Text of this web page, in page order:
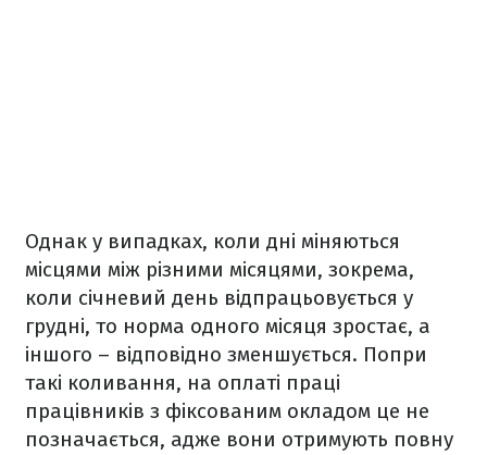
Однак у випадках, коли дні міняються
місцями між різними місяцями, зокрема,
коли січневий день відпрацьовується у
грудні, то норма одного місяця зростає, а
іншого – відповідно зменшується. Попри
такі коливання, на оплаті праці
працівників з фіксованим окладом це не
позначається, адже вони отримують повну